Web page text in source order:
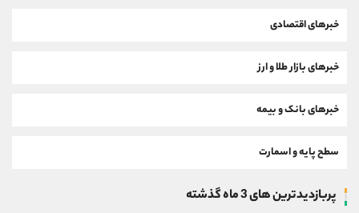
خبرهای اقتصادی
خبرهای بازار طلا و ارز
خبرهای بانک و بیمه
سطح پایه و اسمارت
پربازدیدترین های 3 ماه گذشته